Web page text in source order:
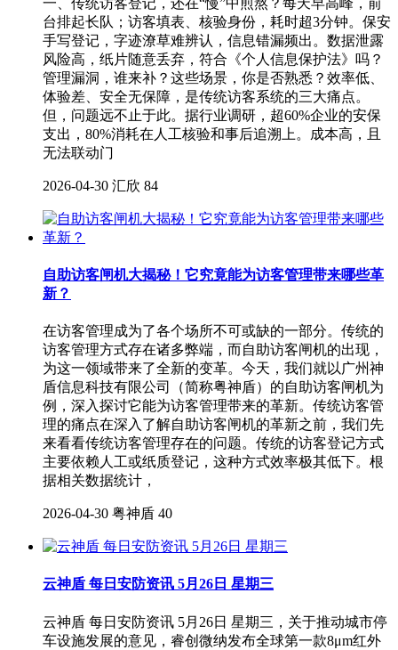
台排起长队；访客填表、核验身份，耗时超3分钟。保安
手写登记，字迹潦草难辨认，信息错漏频出。数据泄露
风险高，纸片随意丢弃，符合《个人信息保护法》吗？
管理漏洞，谁来补？这些场景，你是否熟悉？效率低、
体验差、安全无保障，是传统访客系统的三大痛点。
但，问题远不止于此。据行业调研，超60%企业的安保
支出，80%消耗在人工核验和事后追溯上。成本高，且
无法联动门
2026-04-30 汇欣 84
自助访客闸机大揭秘！它究竟能为访客管理带来哪些革
新？
在访客管理成为了各个场所不可或缺的一部分。传统的
访客管理方式存在诸多弊端，而自助访客闸机的出现，
为这一领域带来了全新的变革。今天，我们就以广州神
盾信息科技有限公司（简称粤神盾）的自助访客闸机为
例，深入探讨它能为访客管理带来的革新。传统访客管
理的痛点在深入了解自助访客闸机的革新之前，我们先
来看看传统访客管理存在的问题。传统的访客登记方式
主要依赖人工或纸质登记，这种方式效率极其低下。根
据相关数据统计，
2026-04-30 粤神盾 40
云神盾 每日安防资讯​ 5月26日 星期三
云神盾 每日安防资讯​ 5月26日 星期三，关于推动城市停
车设施发展的意见，睿创微纳发布全球第一款8μm红外